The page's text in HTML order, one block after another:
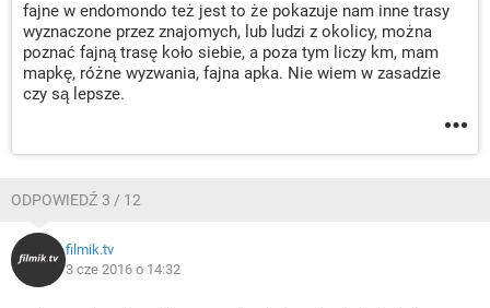
fajne w endomondo też jest to że pokazuje nam inne trasy
wyznaczone przez znajomych, lub ludzi z okolicy, można
poznać fajną trasę koło siebie, a poza tym liczy km, mam
mapkę, różne wyzwania, fajna apka. Nie wiem w zasadzie
czy są lepsze.
ODPOWIEDŹ 3 / 12
filmik.tv
3 cze 2016 o 14:32